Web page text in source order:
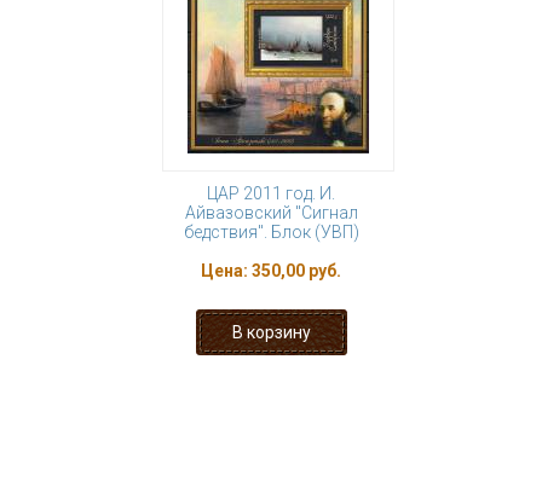
ЦАР 2011 год. И.
Айвазовский "Сигнал
бедствия". Блок (УВП)
Цена: 350,00 руб.